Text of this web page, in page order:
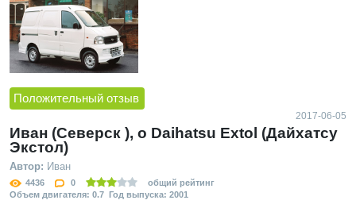
Положительный отзыв
2017-06-05
Иван (Северск ), о Daihatsu Extol (Дайхатсу
Экстол)
Автор: Иван
4436 0
общий рейтинг
Объем двигателя: 0.7 Год выпуска: 2001